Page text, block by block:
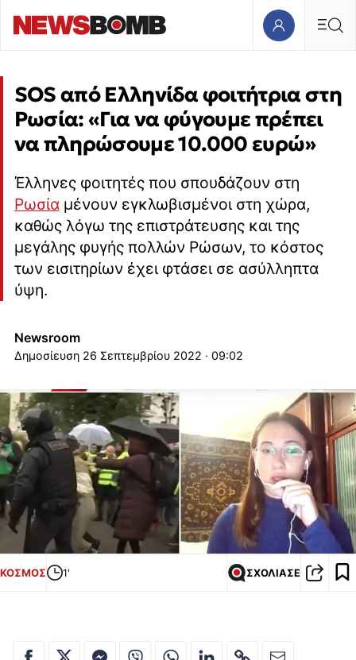
SOS από Ελληνίδα φοιτήτρια στη
Ρωσία: «Για να φύγουμε πρέπει
να πληρώσουμε 10.000 ευρώ»
Έλληνες φοιτητές που σπουδάζουν στη
Ρωσίαμένουν εγκλωβισμένοι στη χώρα,
καθώς λόγω της επιστράτευσης και της
μεγάλης φυγής πολλών Ρώσων, το κόστος
των εισιτηρίων έχει φτάσει σε ασύλληπτα
ύψη.
Newsroom
26 Σεπτεμβρίου 2022 · 09:02
ΚΟΣΜΟΣ 1' ΣΧΟΛΙΑΣΕ